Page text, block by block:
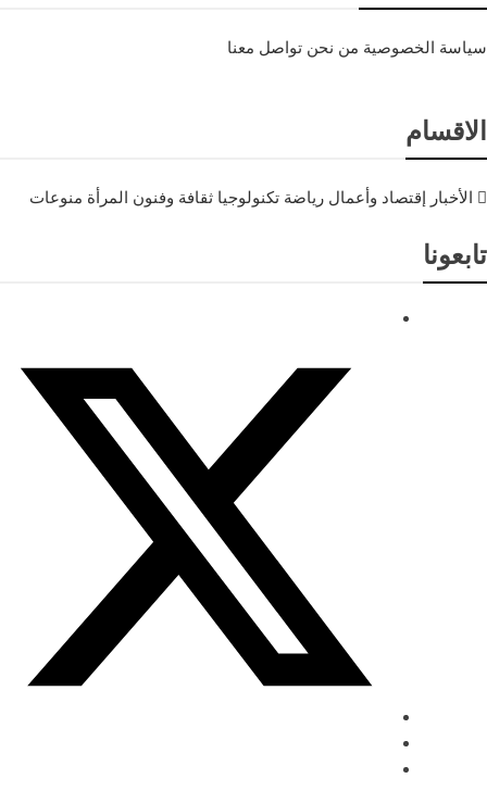
سياسة الخصوصية من نحن تواصل معنا
الاقسام
الأخبار إقتصاد وأعمال رياضة تكنولوجيا ثقافة وفنون المرأة منوعات
تابعونا